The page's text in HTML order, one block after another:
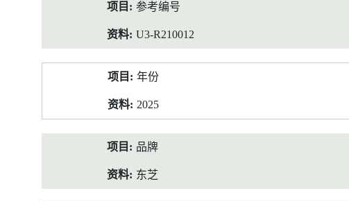
参考编号
U3-R210012
年份
2025
品牌
东芝